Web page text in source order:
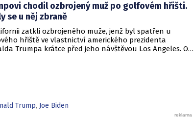
chodil ozbrojený muž po golfovém hřišti.
se u něj zbraně
zatkli ozbrojeného muže, jenž byl spatřen u
hřiště ve vlastnictví amerického prezidenta
Trumpa krátce před jeho návštěvou Los Angeles. O
Trump, Joe Biden